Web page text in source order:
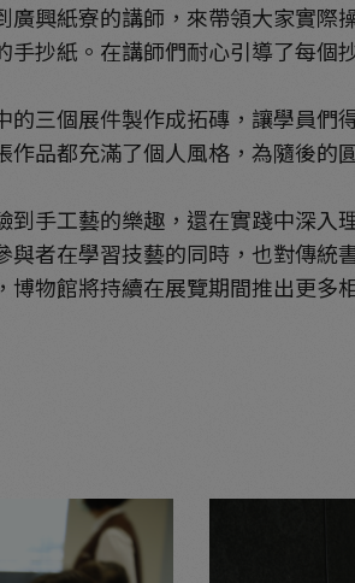
紙寮的講師，來帶領大家實際
抄紙。在講師們耐心引導了每
個展件製作成拓磚，讓學員們
品都充滿了個人風格，為隨後
工藝的樂趣，還在實踐中深入
者在學習技藝的同時，也對傳統
館將持續在展覽期間推出更多